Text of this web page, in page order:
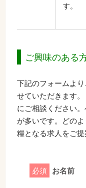
す。
ご興味のある
下記のフォームよ
せていただきます
にご相談ください
が多いです。どの
糧となる求人をご提
必須 お名前